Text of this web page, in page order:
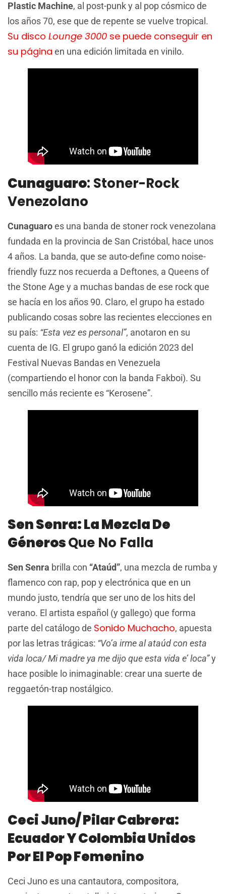
Plastic Machine, al post-punk y al pop cósmico de
los años 70, ese que de repente se vuelve tropical.
Su disco Lounge 3000 se puede conseguir en
su página en una edición limitada en vinilo.
Cunaguaro: Stoner-Rock
Venezolano
Cunaguaroes una banda de stoner rock venezolana
fundada en la provincia de San Cristóbal, hace unos
4 años. La banda, que se auto-define como noise-
friendly fuzz nos recuerda a Deftones, a Queens of
the Stone Age y a muchas bandas de ese rock que
se hacía en los años 90. Claro, el grupo ha estado
publicando cosas sobre las recientes elecciones en
su país: “Esta vez es personal”, anotaron en su
cuenta de IG. El grupo ganó la edición 2023 del
Festival Nuevas Bandas en Venezuela
(compartiendo el honor con la banda Fakboi). Su
sencillo más reciente es “Kerosene”.
Sen Senra: La Mezcla De
GénerosQue No Falla
Sen Senra brilla con “Ataúd”, una mezcla de rumba y
flamenco con rap, pop y electrónica que en un
mundo justo, tendría que ser uno de los hits del
verano. El artista español (y gallego) que forma
parte del catálogo de Sonido Muchacho, apuesta
por las letras trágicas: “Vo’a irme al ataúd con esta
vida loca/ Mi madre ya me dijo que esta vida e’ loca”y
hace posible lo inimaginable: crear una suerte de
reggaetón-trap nostálgico.
Ceci Juno/ Pilar Cabrera:
Ecuador Y Colombia Unidos
Por El Pop Femenino
Ceci Juno es una cantautora, compositora,